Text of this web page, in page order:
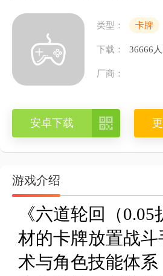
类型： 卡牌
下载： 36666
厂商：
安卓下载 
游戏介绍
《六道轮回（
材的卡牌放置战
术与角色技能体